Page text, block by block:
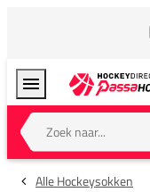
Zoek naar...
Alle Hockeysokken